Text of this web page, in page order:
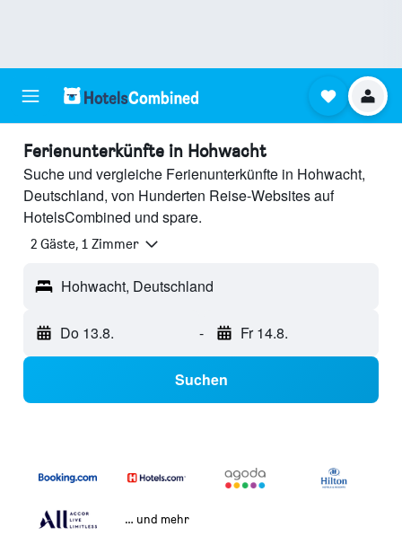
Ferienunterkünfte in Hohwacht
Suche und vergleiche Ferienunterkünfte in Hohwacht,
Deutschland, von Hunderten Reise-Websites auf
HotelsCombined und spare.
2 Gäste, 1 Zimmer
Hohwacht, Deutschland
Do 13.8. - Fr 14.8.
Suchen
… und mehr